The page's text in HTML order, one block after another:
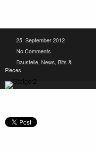
25. September 2012
No Comments
Baustelle, News, Bits &
Pieces